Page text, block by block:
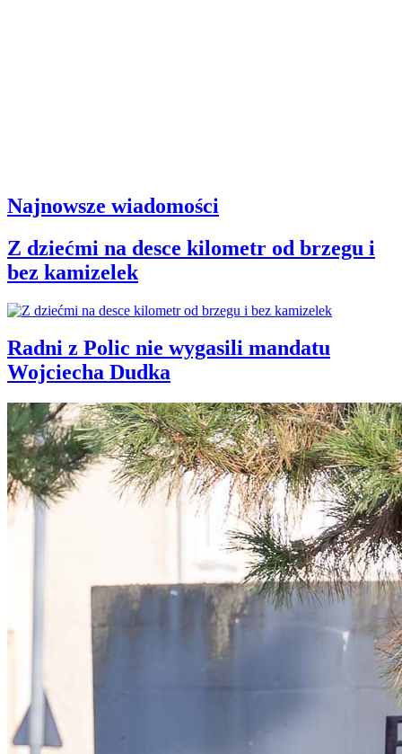
Najnowsze wiadomości
Z dziećmi na desce kilometr od brzegu i
bez kamizelek
Radni z Polic nie wygasili mandatu
Wojciecha Dudka